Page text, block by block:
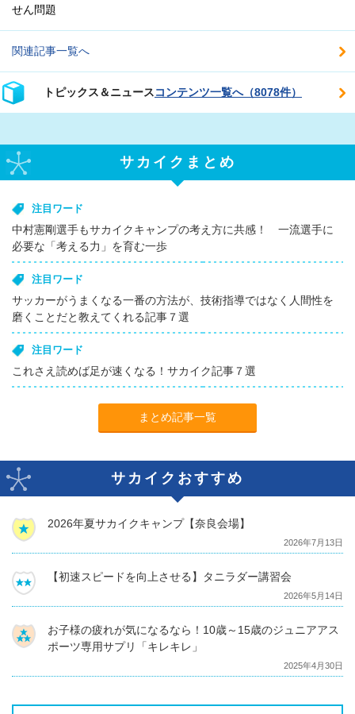
せん問題
関連記事一覧へ
トピックス＆ニュースコンテンツ一覧へ（8078件）
サカイクまとめ
注目ワード
中村憲剛選手もサカイクキャンプの考え方に共感！ 一流選手に
必要な「考える力」を育む一歩
注目ワード
サッカーがうまくなる一番の方法が、技術指導ではなく人間性を
磨くことだと教えてくれる記事７選
注目ワード
これさえ読めば足が速くなる！サカイク記事７選
まとめ記事一覧
サカイクおすすめ
2026年夏サカイクキャンプ【奈良会場】
2026年7月13日
【初速スピードを向上させる】タニラダー講習会
2026年5月14日
お子様の疲れが気になるなら！10歳～15歳のジュニアアス
ポーツ専用サプリ「キレキレ」
2025年4月30日